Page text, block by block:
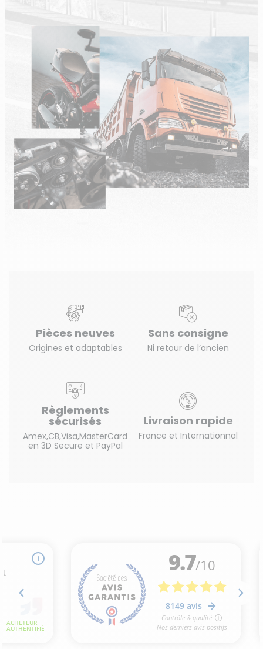
Pièces neuves
Origines et adaptables
Sans consigne
Ni retour de l’ancien
Règlements
sécurisés
Amex,CB,Visa,MasterCard
en 3D Secure et PayPal
Livraison rapide
France et Internationnal